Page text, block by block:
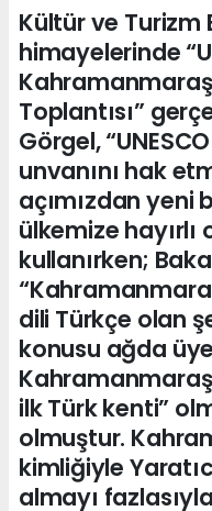
Kültür ve Turizm
himayelerinde
Kahramanmaraş
Toplantısı”
Görgel,
unvanını hak
açımızdan yeni
ülkemize hayırlı
kullanırken;
dili Türkçe olan
konusu ağda
ilk Türk kenti”
olmuştur.
kimliğiyle
almayı